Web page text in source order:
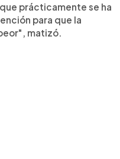
prácticamente se ha
para que la
matizó.